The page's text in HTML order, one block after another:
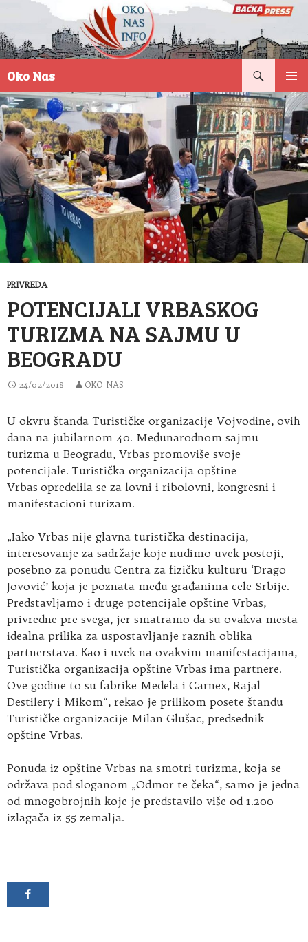
Oko Nas
NA
SADRŽAJ
PRIVREDA
POTENCIJALI VRBASKOG
TURIZMA NA SAJMU U
BEOGRADU
24/02/2018 OKO NAS
U okvru štanda Turističke organizacije Vojvodine, ovih
dana na jubilarnom 40. Međunarodnom sajmu
turizma u Beogradu, Vrbas promoviše svoje
potencijale. Turistička organizacija opštine
Vrbas opredelila se za lovni i ribolovni, kongresni i
manifestacioni turizam.
„Iako Vrbas nije glavna turistička destinacija,
interesovanje za sadržaje koje nudimo uvek postoji,
posebno za ponudu Centra za fizičku kulturu ‘Drago
Jovović’ koja je poznata među građanima cele Srbije.
Predstavljamo i druge potencijale opštine Vrbas,
privredne pre svega, jer smatramo da su ovakva mesta
idealna prilika za uspostavljanje raznih oblika
partnerstava. Кao i uvek na ovakvim manifestacijama,
Turistička organizacija opštine Vrbas ima partnere.
Ove godine to su fabrike Medela i Carnex, Rajal
Destilery i Mikom“, rekao je prilikom posete štandu
Turističke organizacije Milan Glušac, predsednik
opštine Vrbas.
Ponuda iz opštine Vrbas na smotri turizma, koja se
održava pod sloganom „Odmor te čeka“, samo je jedna
od mnogobrojnih koje je predstavilo više od 1.200
izlagača iz 55 zemalja.